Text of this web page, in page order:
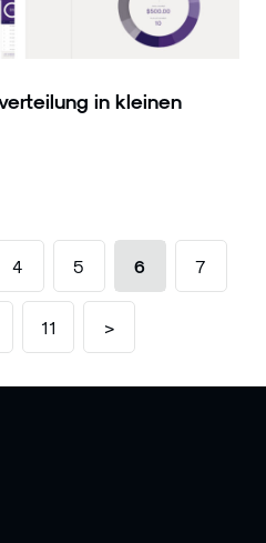
in kleinen
4 5 6 7
11 >